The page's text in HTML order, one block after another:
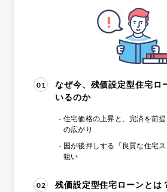
01
なぜ今、残価設定型住宅ロ
いるのか
住宅価格の上昇と、完済を前
の広がり
国が後押しする「良質な住宅
狙い
02 残価設定型住宅ローンとは